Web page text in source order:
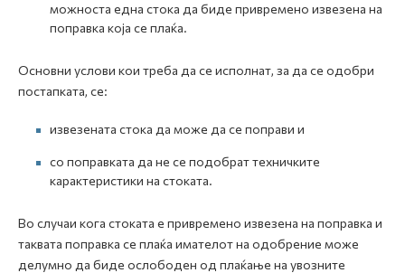
можноста една стока да биде привремено извезена на
поправка која се плаќа.
Основни услови кои треба да се исполнат, за да се одобри
постапката, се:
извезената стока да може да се поправи и
со поправката да не се подобрат техничките
карактеристики на стоката.
Во случаи кога стоката е привремено извезена на поправка и
таквата поправка се плаќа имателот на одобрение може
делумно да биде ослободен од плаќање на увозните